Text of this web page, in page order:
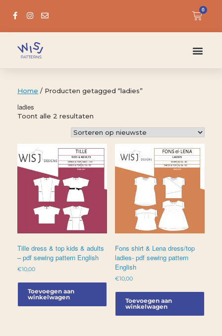
0
Home / Producten getagged “ladies”
ladies
Toont alle 2 resultaten
Tille dress & top kids & adults
– pdf sewing pattern English
€10,00
Toevoegen aan
winkelwagen
Fons shirt & Lena dress/top
ladies- pdf sewing pattern
English
€10,00
Toevoegen aan
winkelwagen